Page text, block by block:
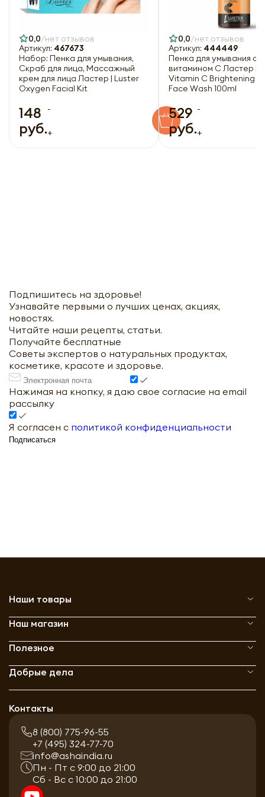
0,0 нет отзывов
Артикул: 467673
Набор: Пенка для умывания,
Скраб для лица, Массажный
крем для лица Ластер | Luster
Oxygen Facial Kit
148
руб.
-
+
0,0 нет отзывов
Артикул: 444449
Пенка для умывания с
витамином С Ластер |
Vitamin C Brightening
Face Wash 100ml
529
руб.
-
+
Подпишитесь на здоровье!
Узнавайте первыми о лучших ценах, акциях,
новостях.
Читайте наши рецепты, статьи.
Получайте бесплатные
Советы экспертов о натуральных продуктах,
косметике, красоте и здоровье.
Нажимая на кнопку, я даю свое согласие на email
рассылку
Я согласен с политикой конфиденциальности
Подписаться
Наши товары
Наш магазин
Полезное
Добрые дела
Контакты
8 (800) 775-96-55
+7 (495) 324-77-70
info@ashaindia.ru
Пн - Пт с 9:00 до 21:00
Сб - Вс с 10:00 до 21:00